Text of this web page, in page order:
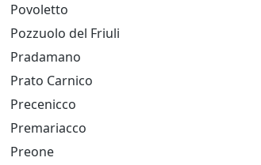
Povoletto
Pozzuolo del Friuli
Pradamano
Prato Carnico
Precenicco
Premariacco
Preone